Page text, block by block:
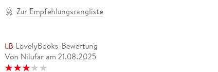
Zur Empfehlungsrangliste
LovelyBooks-Bewertung
Von Nilufar am 21.08.2025